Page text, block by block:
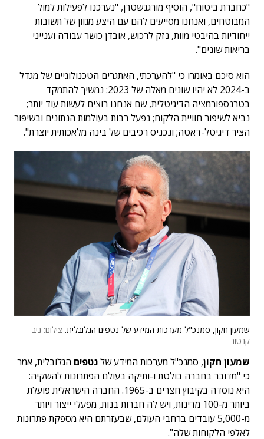
"כחברת ביטוח", הוסיף מורגנשטרן, "נערכנו לפעילות למול
המבוטחים, ואנחנו מסייעים להם עם היצע מגוון של תשובות
ייחודיות בהיבטי מוות, נזק לרכוש, אובדן כושר עבודה וענייני
בריאות שונים".
הוא סיכם באומרו כי "להערכתי, האתגרים הטכנולוגיים של מגדל
ב-2024 לא יהיו שונים מאלה של 2023: נמשיך להתמקד
בטרנספורמציה הדיגיטלית, שם אנחנו רוצים לעשות עוד יותר;
נביא לשיפור חוויית הלקוח; נפעל רבות בעולמות הנתונים ובשיפור
הציר דיגיטל-דאטה; ונכניס רכיבים של בינה מלאכותית יוצרת".
שמעון חקון, סמנכ"ל מערכות המידע של נטפים הגלובלית. צילום: ניב
קנטור
שמעון חקון, סמנכ"ל מערכות המידע שלנטפים הגלובלית, אמר
כי "מדובר בחברה בולטת ו-ותיקה בעולם הפתרונות להשקיה:
היא נוסדה בקיבוץ חצרים ב-1965. החברה הישראלית פועלת
ביותר מ-100 מדינות, ויש לה חברות בנות, מפעלי ייצור ויותר
מ-5,000 עובדים ברחבי העולם, שבעזרתם היא מספקת פתרונות
לאלפי הלקוחות שלה".